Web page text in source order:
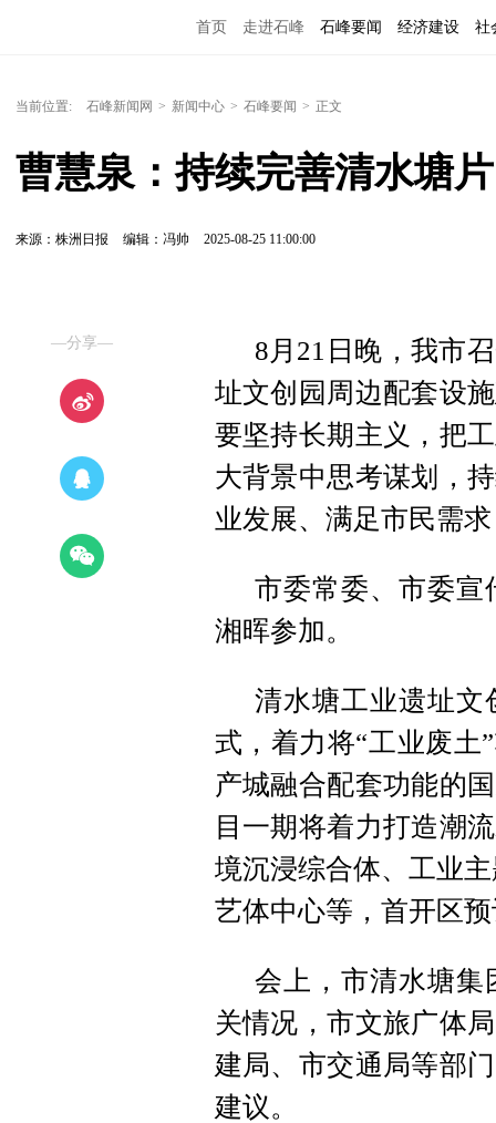
首页 走进石峰 石峰要闻 经济建设 社
当前位置: 石峰新闻网 > 新闻中心 > 石峰要闻 > 正文
曹慧泉：持续完善清水塘
来源：株洲日报 编辑：冯帅 2025-08-25 11:00:00
—分享—
8月21日晚，我市
址文创园周边配套设
要坚持长期主义，把
大背景中思考谋划，
业发展、满足市民需
市委常委、市委宣
湘晖参加。
清水塘工业遗址文
式，着力将“工业废土
产城融合配套功能的
目一期将着力打造潮
境沉浸综合体、工业
艺体中心等，首开区
会上，市清水塘集
关情况，市文旅广体
建局、市交通局等部
建议。